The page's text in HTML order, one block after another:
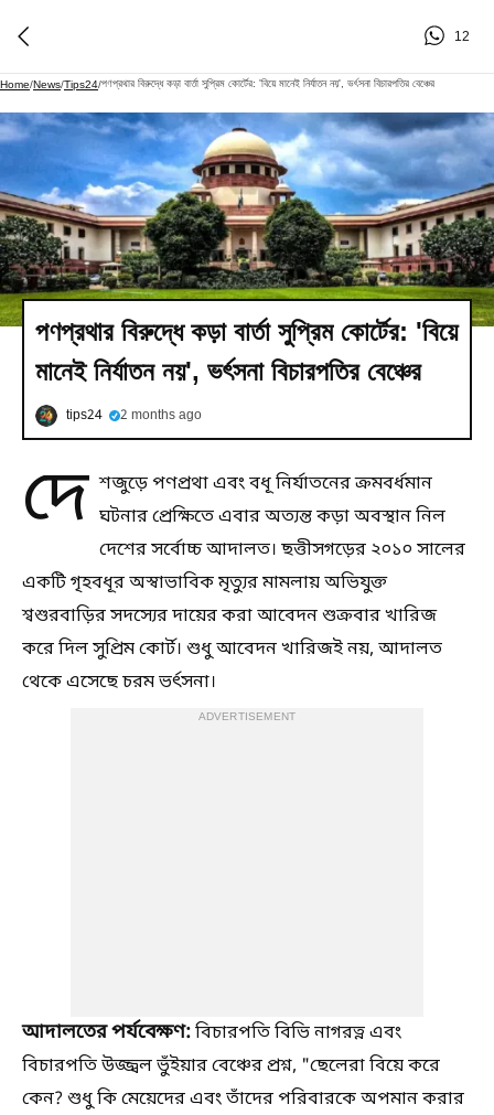
12
Home/News/Tips24/পণপ্রথার বিরুদ্ধে কড়া বার্তা সুপ্রিম কোর্টের: 'বিয়ে মানেই নির্যাতন নয়', ভর্ৎসনা বিচারপতির বেঞ্চের
পণপ্রথার বিরুদ্ধে কড়া বার্তা সুপ্রিম কোর্টের: 'বিয়ে
মানেই নির্যাতন নয়', ভর্ৎসনা বিচারপতির বেঞ্চের
tips24 2 months ago
দে শজুড়ে পণপ্রথা এবং বধূ নির্যাতনের ক্রমবর্ধমান
ঘটনার প্রেক্ষিতে এবার অত্যন্ত কড়া অবস্থান নিল
দেশের সর্বোচ্চ আদালত। ছত্তীসগড়ের ২০১০ সালের
একটি গৃহবধূর অস্বাভাবিক মৃত্যুর মামলায় অভিযুক্ত
শ্বশুরবাড়ির সদস্যের দায়ের করা আবেদন শুক্রবার খারিজ
করে দিল সুপ্রিম কোর্ট। শুধু আবেদন খারিজই নয়, আদালত
থেকে এসেছে চরম ভর্ৎসনা।
ADVERTISEMENT
আদালতের পর্যবেক্ষণ:বিচারপতি বিভি নাগরত্ন এবং
বিচারপতি উজ্জ্বল ভুঁইয়ার বেঞ্চের প্রশ্ন, "ছেলেরা বিয়ে করে
কেন? শুধু কি মেয়েদের এবং তাঁদের পরিবারকে অপমান করার